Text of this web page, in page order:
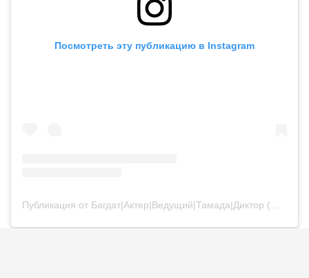
Посмотреть эту публикацию в Instagram